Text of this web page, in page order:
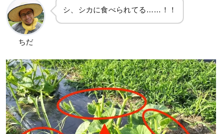
ちだ
シ、シカに食べられてる……！！